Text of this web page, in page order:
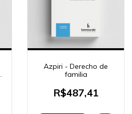
Azpiri - Derecho de
familia
R$487,41